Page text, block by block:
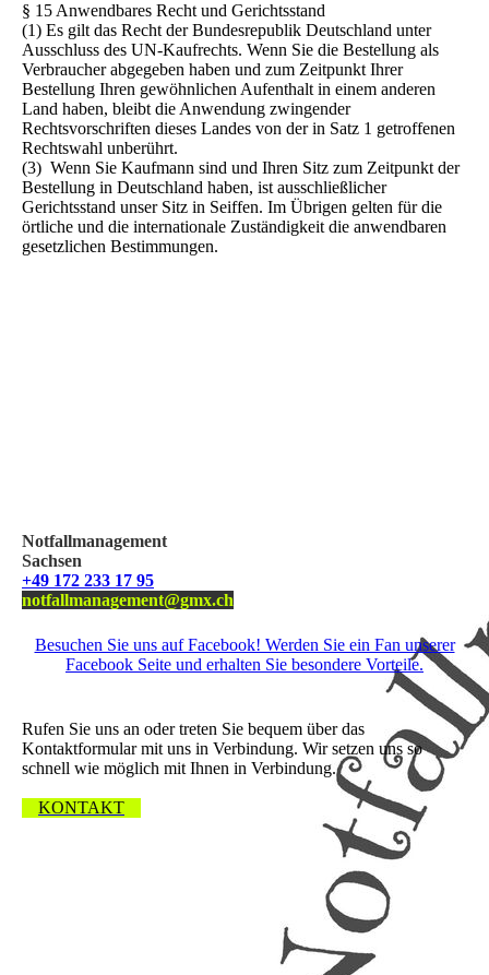
§ 15 Anwendbares Recht und Gerichtsstand
(1) Es gilt das Recht der Bundesrepublik Deutschland unter
Ausschluss des UN-Kaufrechts. Wenn Sie die Bestellung als
Verbraucher abgegeben haben und zum Zeitpunkt Ihrer
Bestellung Ihren gewöhnlichen Aufenthalt in einem anderen
Land haben, bleibt die Anwendung zwingender
Rechtsvorschriften dieses Landes von der in Satz 1 getroffenen
Rechtswahl unberührt.
(3) Wenn Sie Kaufmann sind und Ihren Sitz zum Zeitpunkt der
Bestellung in Deutschland haben, ist ausschließlicher
Gerichtsstand unser Sitz in Seiffen. Im Übrigen gelten für die
örtliche und die internationale Zuständigkeit die anwendbaren
gesetzlichen Bestimmungen.
Notfallmanagement
Sachsen
+49 172 233 17 95
notfallmanagement@gmx.ch
Besuchen Sie uns auf Facebook! Werden Sie ein Fan unserer
Facebook Seite und erhalten Sie besondere Vorteile.
Rufen Sie uns an oder treten Sie bequem über das
Kontaktformular mit uns in Verbindung. Wir setzen uns so
schnell wie möglich mit Ihnen in Verbindung.
KONTAKT